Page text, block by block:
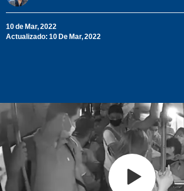
10 de Mar, 2022
Actualizado: 10 De Mar, 2022